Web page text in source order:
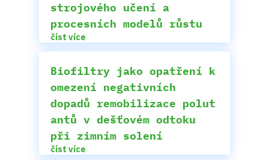
strojového učení a
procesních modelů růstu
číst více
Biofiltry jako opatření k
omezení negativních
dopadů remobilizace polut
antů v dešťovém odtoku
při zimním solení
číst více